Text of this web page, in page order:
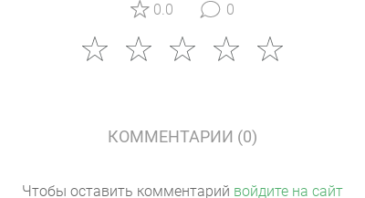
0.0 0
КОММЕНТАРИИ (0)
Чтобы оставить комментарий войдите на сайт